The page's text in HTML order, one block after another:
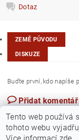
Dotaz
ZEMĚ PŮVODU
DISKUZE
Buďte první, kdo napíše
Přidat komentář
Tento web používá
tohoto webu